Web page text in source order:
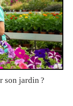
son jardin ?